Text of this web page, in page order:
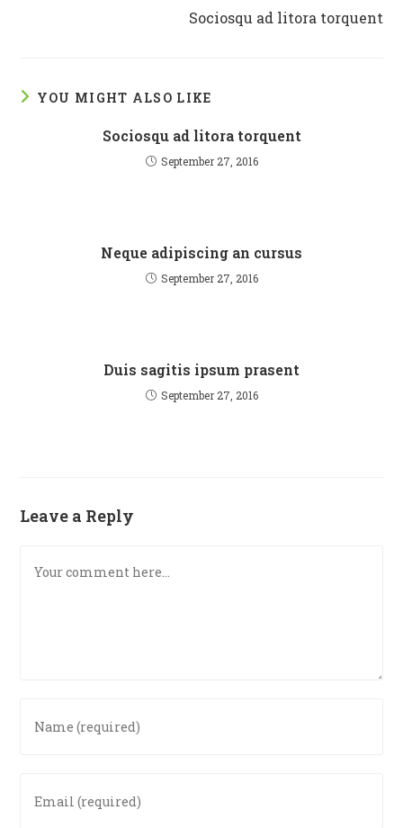
Sociosqu ad litora torquent
YOU MIGHT ALSO LIKE
Sociosqu ad litora torquent
September 27, 2016
Neque adipiscing an cursus
September 27, 2016
Duis sagitis ipsum prasent
September 27, 2016
Leave a Reply
your
username
your